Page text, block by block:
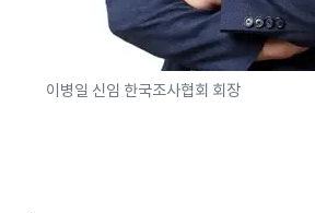
이병일 신임 한국조사협회 회장